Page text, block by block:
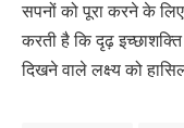
सपनों को पूरा करने के
करती है कि दृढ़
दिखने वाले लक्ष्य को